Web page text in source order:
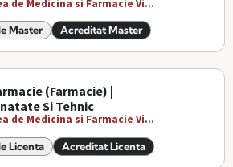
de Medicina si Farmacie Vi...
Master Acreditat Master
(Farmacie) |
Si Tehnic
de Medicina si Farmacie Vi...
Licenta Acreditat Licenta